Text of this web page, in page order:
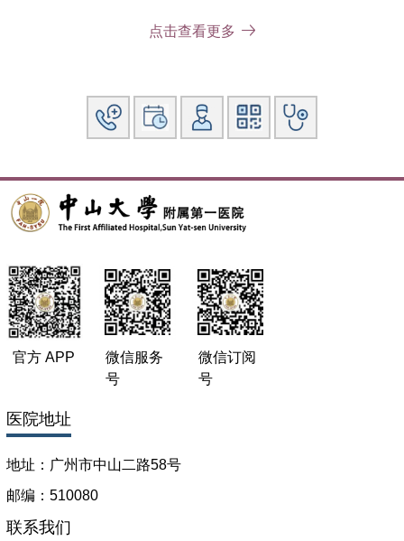
《Annals of Surgery》中文版、《中华内科杂志》、《中国危
Chen, Zimeng Liu,Ziyi Jiang, Xiangdong Guan（通讯作
者）：INFERIOR VENA CAVA VARIATION CANNOT
ACCURATELY PREDICT FLUID RESPONSIVENESS: A
1):124.
Xiang Si, Jiangfeng Wu, Juan Chen, Minying Chen, Zimeng
Liu,Yongjun Liu, Ziyi Jiang, Xiangdong Guan（通讯作者）：
THE EFFECT OF SYSTOLIC CARDIAC FUNCTION ON
PREDICTING FLUID RESPONSIVENESS IN THE
CRITICALLY ILL. Crit Care Med. 2016 Dec;44(12 Suppl
Xiang Si, Daiyin Cao, Jianfeng Wu, Juan Chen, Zimeng
者）:Meta-Analysis of Invasive versus Non-Invasive
Techniques to Predict Fluid Responsiveness by Passive Leg
Medicine.November 22,2016 Vol.7 No.11:736-747.
点击查看更多
官方 APP
微信服务
号
微信订阅
号
医院地址
地址：广州市中山二路58号
邮编：510080
联系我们